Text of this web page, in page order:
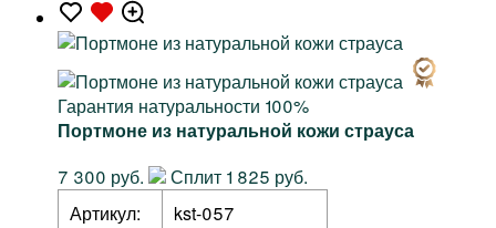
Гарантия натуральности 100%
Портмоне из натуральной кожи страуса
7 300 руб.
Сплит 1 825 руб.
Артикул:
kst-057